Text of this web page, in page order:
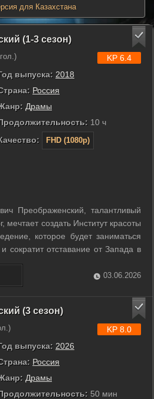
для Казахстана
(1-3 сезон)
гол.)
выпуска: 2018
Россия
Драмы
10 ч
FHD (1080p)
KP 6.4
Преображенский, талантливый
мечтает создать Институт красоты
которое будет заниматься
сократит отставание от Запада в
медицины. Его молодой коллега,
из СССР за рубеж: туда, где
03.06.2026
(3 сезон)
выпуска: 2026
Россия
Драмы
50 мин
KP 8.0